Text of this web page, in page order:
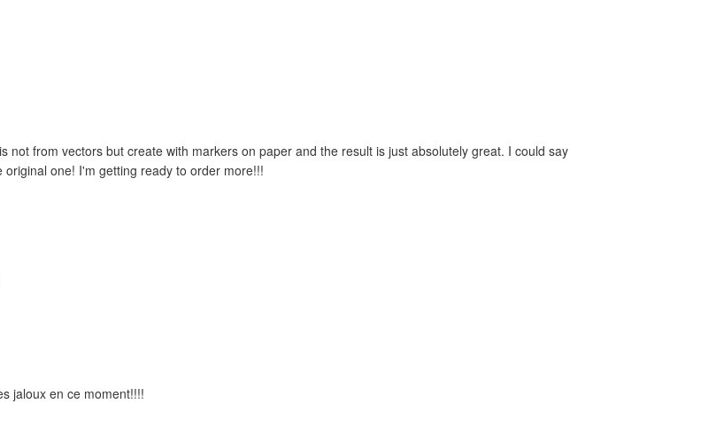
not from vectors but create with markers on paper and the result is just absolutely great. I could say
one! I'm getting ready to order more!!!
jaloux en ce moment!!!!